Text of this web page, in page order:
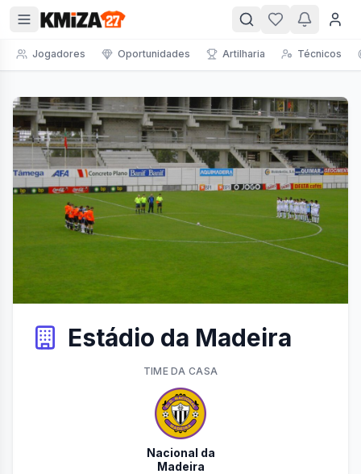
Jogadores Oportunidades Artilharia Técnicos
Estádio da Madeira
TIMEDA CASA
Nacional da
Madeira